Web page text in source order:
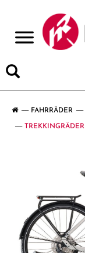
FAHRRÄDER
TREKKINGRÄDER